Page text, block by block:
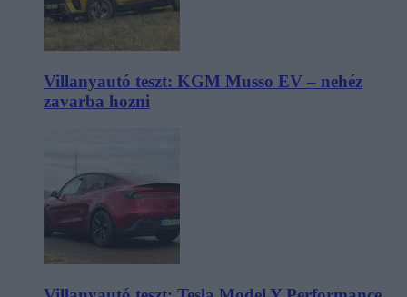
Villanyautó teszt: KGM Musso EV – nehéz
zavarba hozni